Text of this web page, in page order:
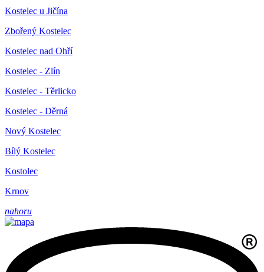
Kostelec u Jičína
Zbořený Kostelec
Kostelec nad Ohří
Kostelec - Zlín
Kostelec - Těrlicko
Kostelec - Děrná
Nový Kostelec
Bílý Kostelec
Kostolec
Krnov
nahoru